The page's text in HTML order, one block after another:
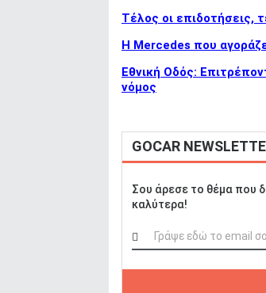
Τέλος οι επιδοτήσεις,
Η Mercedes που
Εθνική Οδός:
νόμος
GOCAR
Σου άρεσε το θέμα που
καλύτερα!